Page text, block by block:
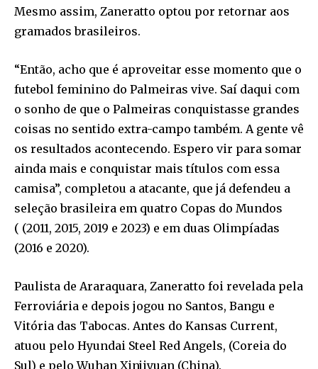
Mesmo assim, Zaneratto optou por retornar aos
gramados brasileiros.
“Então, acho que é aproveitar esse momento que o
futebol feminino do Palmeiras vive. Saí daqui com
o sonho de que o Palmeiras conquistasse grandes
coisas no sentido extra-campo também. A gente vê
os resultados acontecendo. Espero vir para somar
ainda mais e conquistar mais títulos com essa
camisa”, completou a atacante, que já defendeu a
seleção brasileira em quatro Copas do Mundos
( (2011, 2015, 2019 e 2023) e em duas Olimpíadas
(2016 e 2020).
Paulista de Araraquara, Zaneratto foi revelada pela
Ferroviária e depois jogou no Santos, Bangu e
Vitória das Tabocas. Antes do Kansas Current,
atuou pelo Hyundai Steel Red Angels, (Coreia do
Sul) e pelo Wuhan Xinjiyuan (China).